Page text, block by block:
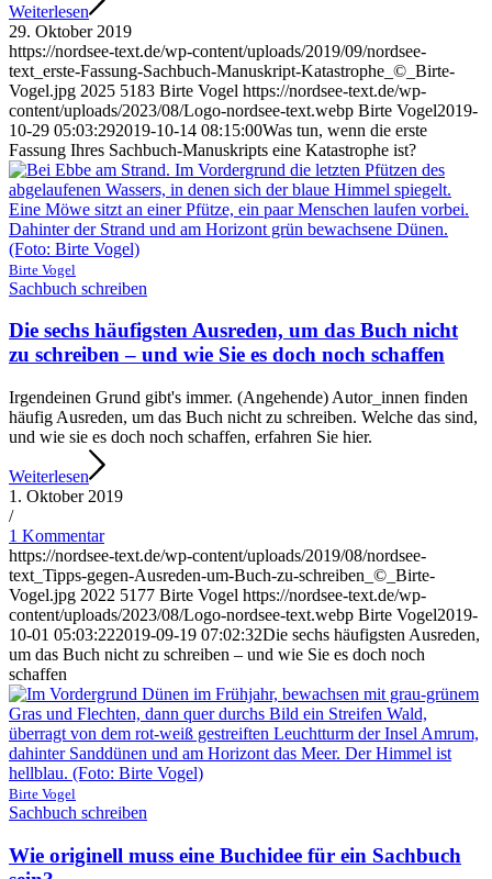
Weiterlesen
29. Oktober 2019
https://nordsee-text.de/wp-content/uploads/2019/09/nordsee-
text_erste-Fassung-Sachbuch-Manuskript-Katastrophe_©_Birte-
Vogel.jpg 2025 5183 Birte Vogel https://nordsee-text.de/wp-
content/uploads/2023/08/Logo-nordsee-text.webp Birte Vogel2019-
10-29 05:03:292019-10-14 08:15:00Was tun, wenn die erste
Fassung Ihres Sachbuch-Manuskripts eine Katastrophe ist?
Birte Vogel
Sachbuch schreiben
Die sechs häufigsten Ausreden, um das Buch nicht
zu schreiben – und wie Sie es doch noch schaffen
Irgendeinen Grund gibt's immer. (Angehende) Autor_innen finden
häufig Ausreden, um das Buch nicht zu schreiben. Welche das sind,
und wie sie es doch noch schaffen, erfahren Sie hier.
Weiterlesen
1. Oktober 2019
/
1 Kommentar
https://nordsee-text.de/wp-content/uploads/2019/08/nordsee-
text_Tipps-gegen-Ausreden-um-Buch-zu-schreiben_©_Birte-
Vogel.jpg 2022 5177 Birte Vogel https://nordsee-text.de/wp-
content/uploads/2023/08/Logo-nordsee-text.webp Birte Vogel2019-
10-01 05:03:222019-09-19 07:02:32Die sechs häufigsten Ausreden,
um das Buch nicht zu schreiben – und wie Sie es doch noch
schaffen
Birte Vogel
Sachbuch schreiben
Wie originell muss eine Buchidee für ein Sachbuch